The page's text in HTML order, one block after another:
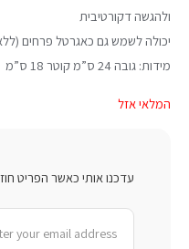
ולהגשה דקורטיבית
יכולה לשמש גם כאגרטל פרחים
מידות: גובה 24 ס”מ קוטר 18 ס”מ
המלאי אזל
עדכנו אותי כאשר הפריט